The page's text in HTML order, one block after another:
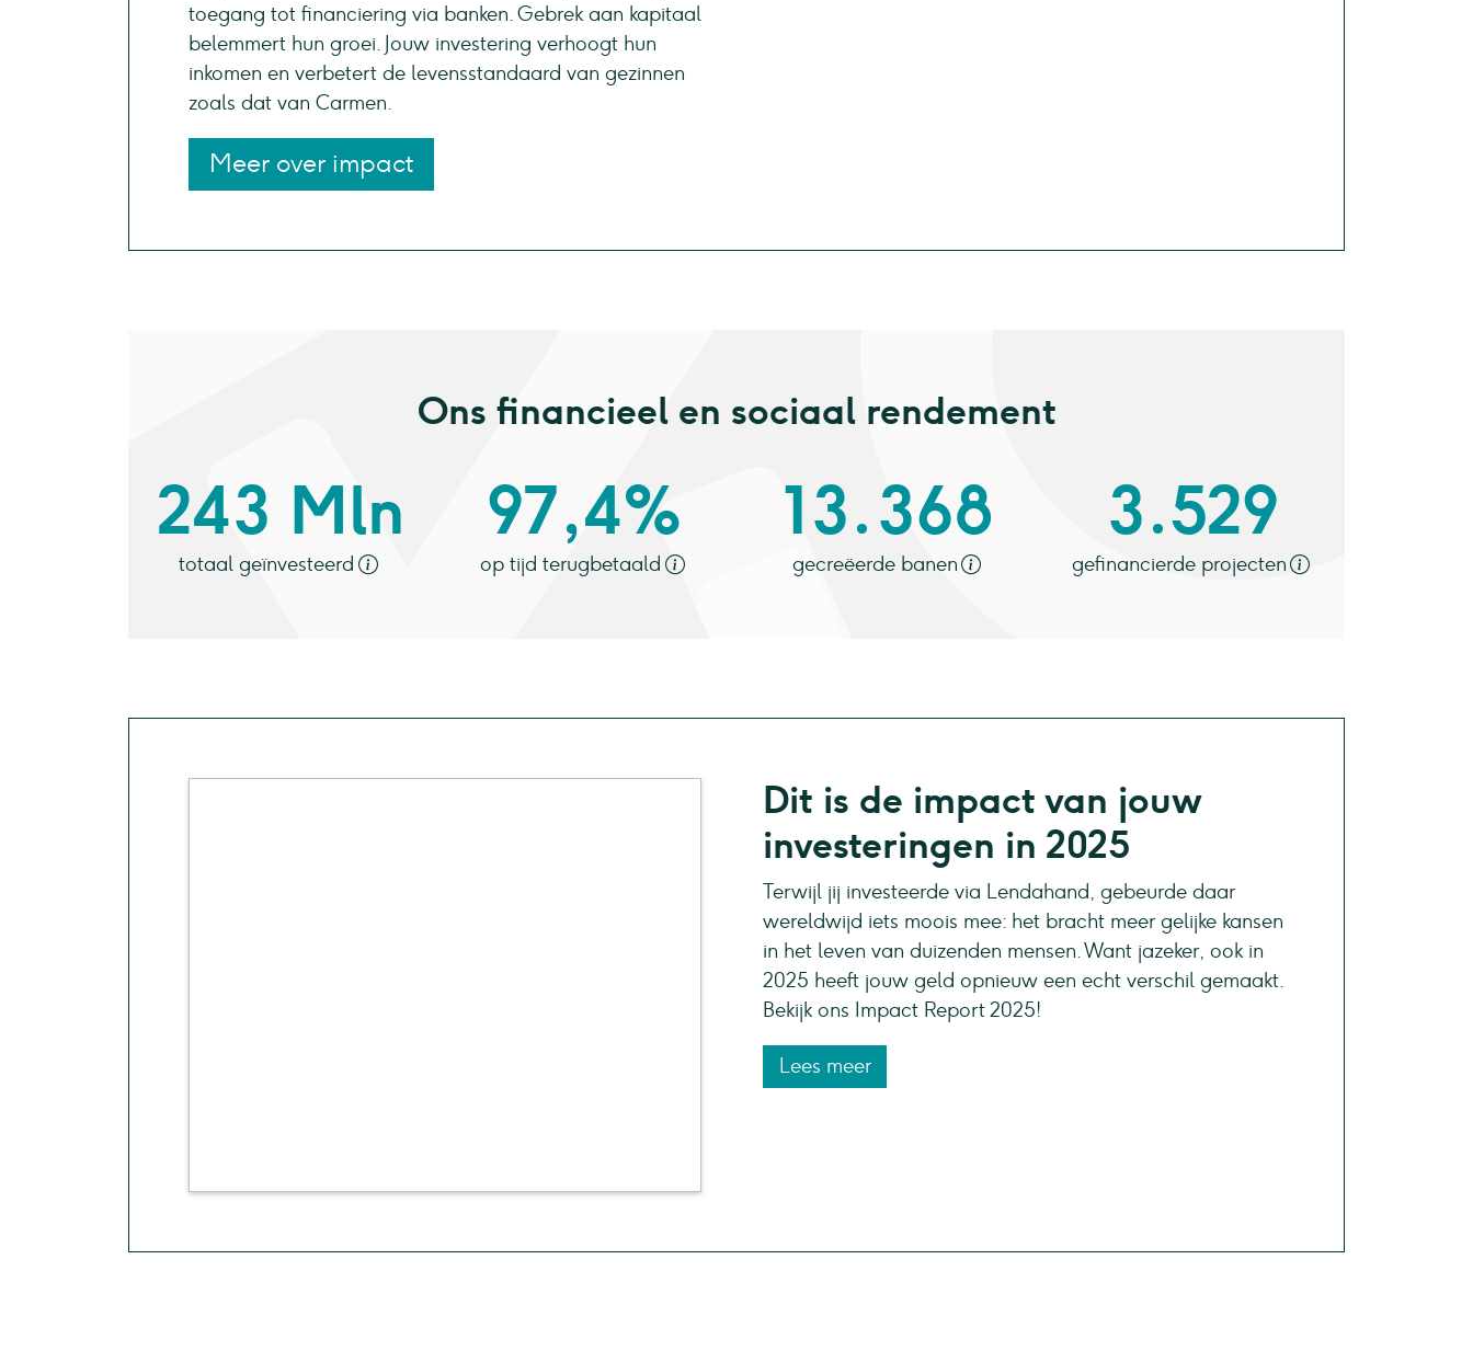
toegang tot financiering via banken. Gebrek aan kapitaal
belemmert hun groei. Jouw investering verhoogt hun
inkomen en verbetert de levensstandaard van gezinnen
zoals dat van Carmen.
Meer over impact
Ons financieel en sociaal rendement
243 Mln
totaal geïnvesteerd
97,4%
op tijd terugbetaald
13.368
gecreëerde banen
3.529
gefinancierde projecten
Dit is de impact van jouw
investeringen in 2025
Terwijl jij investeerde via Lendahand, gebeurde daar
wereldwijd iets moois mee: het bracht meer gelijke kansen
in het leven van duizenden mensen. Want jazeker, ook in
2025 heeft jouw geld opnieuw een echt verschil gemaakt.
Bekijk ons Impact Report 2025!
Lees meer